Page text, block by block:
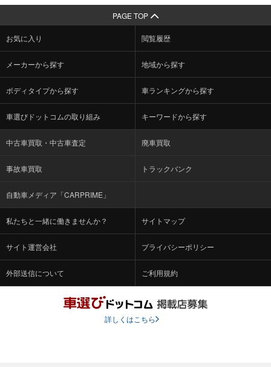
PAGE TOP
お気に入り 閲覧履歴
メーカーから探す 地域から探す
ボディタイプから探す 車ランキングから探す
車選びドットコムの取り組み キーワードから探す
中古車買取・中古車査定 廃車買取
事故車買取 トラックバンク
自動車メディア「CARPRIME」
私たちと一緒に働きませんか？ サイトマップ
サイト運営会社 プライバシーポリシー
外部送信について ご利用規約
詳しくはこちら